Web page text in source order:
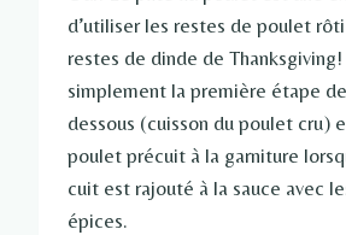
d’utiliser les restes de poulet
restes de dinde de
simplement la première étape
dessous (cuisson du poulet cru)
poulet précuit à la garniture
cuit est rajouté à la sauce avec
épices.